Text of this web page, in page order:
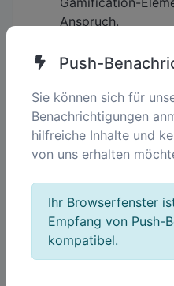
Anspruch.
QR-Codes
Lernen
Schnitzeljagden:
Suchspiele, bei
Hinweis oder eine
Virtuelle
mit QR-Codes zu
Stätten in
Erlebnisse.
Push-
Sie können sich für
Benachrichtigungen
hilfreiche Inhalte und
von uns erhalten
Ihr Browserfenster
Empfang von Push-
kompatibel.